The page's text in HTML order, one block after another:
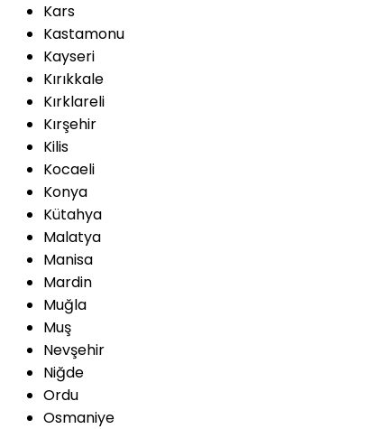
Kars
Kastamonu
Kayseri
Kırıkkale
Kırklareli
Kırşehir
Kilis
Kocaeli
Konya
Kütahya
Malatya
Manisa
Mardin
Muğla
Muş
Nevşehir
Niğde
Ordu
Osmaniye